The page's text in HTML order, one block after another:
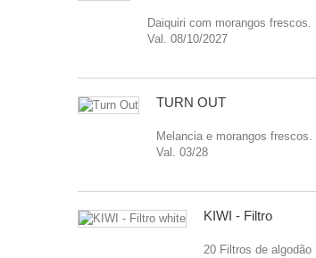
Daiquiri com morangos frescos.
Val. 08/10/2027
TURN OUT
Melancia e morangos frescos.
Val. 03/28
KIWI - Filtro
20 Filtros de algodão